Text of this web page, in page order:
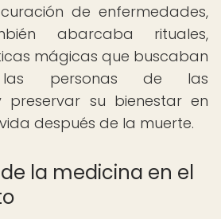
de enfermedades,
abarcaba rituales,
mágicas que buscaban
personas de las
preservar su bienestar en
después de la muerte.
la medicina en el